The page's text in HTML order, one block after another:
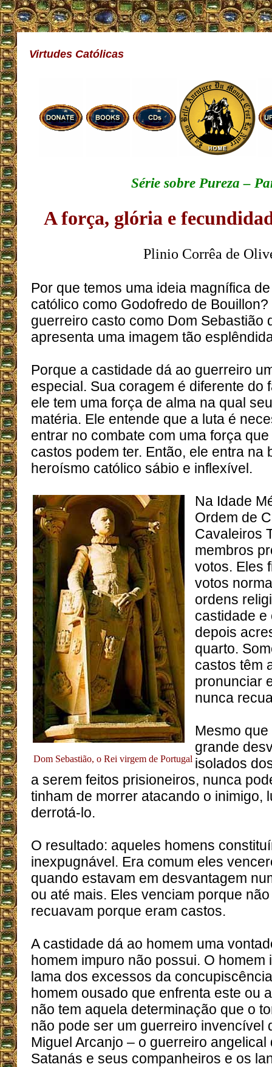
Virtudes Católicas
Série sobre Pureza –
A força, glória e
Plinio Corrêa de
Por que temos uma ideia magnífica
católico como Godofredo de
guerreiro casto como Dom Sebastião
apresenta uma imagem tão
Porque a castidade dá ao guerreiro
especial. Sua coragem é diferente do
ele tem uma força de alma na qual
matéria. Ele entende que a luta é
entrar no combate com uma força
castos podem ter. Então, ele entra na
heroísmo católico sábio e inflexível.
Dom Sebastião, o Rei virgem de Portugal
Na Idade
Ordem de
Cavaleiros
membros
votos. Eles
votos
ordens
castidade e
depois
quarto.
castos têm
pronunciar
nunca
Mesmo
grande
isolados
a serem feitos prisioneiros, nunca
tinham de morrer atacando o inimigo,
derrotá-lo.
O resultado: aqueles homens
inexpugnável. Era comum eles
quando estavam em desvantagem
ou até mais. Eles venciam porque
recuavam porque eram castos.
A castidade dá ao homem uma
homem impuro não possui. O homem
lama dos excessos da
homem ousado que enfrenta este ou
não tem aquela determinação que o
não pode ser um guerreiro invencível
Miguel Arcanjo – o guerreiro angelical
Satanás e seus companheiros e os